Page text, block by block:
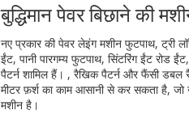
बुद्धिमान पेवर बिछाने की
नए प्रकार की पेवर लेइंग मशीन फुटपाथ, ट्री
ईंट, पानी पारगम्य फुटपाथ, सिंटरिंग ईंट रोड
पैटर्न शामिल हैं। , रैखिक पैटर्न और फैंसी डबल
मीटर फ़र्श का काम आसानी से कर सकता है, जो
मशीन है।